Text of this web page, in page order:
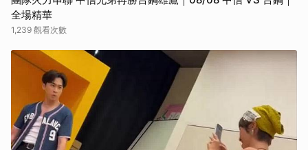
全場精華
1,239 觀看次數